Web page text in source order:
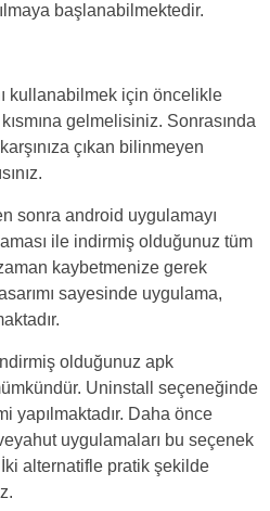
başlanabilmektedir.
kullanabilmek için öncelikle
kısmına gelmelisiniz. Sonrasında
çıkan bilinmeyen
sonra android uygulamayı
ile indirmiş olduğunuz tüm
kaybetmenize gerek
sayesinde uygulama,
indirmiş olduğunuz apk
Uninstall seçeneğinde
yapılmaktadır. Daha önce
uygulamaları bu seçenek
alternatifle pratik şekilde